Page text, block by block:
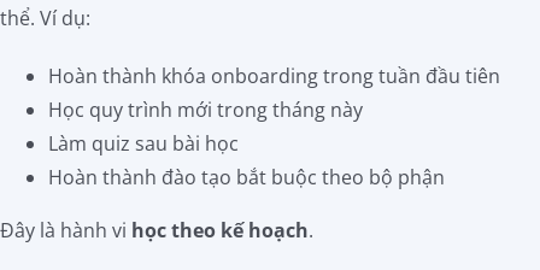
thể. Ví dụ:
Hoàn thành khóa onboarding trong tuần đầu tiên
Học quy trình mới trong tháng này
Làm quiz sau bài học
Hoàn thành đào tạo bắt buộc theo bộ phận
Đây là hành vi học theo kế hoạch.